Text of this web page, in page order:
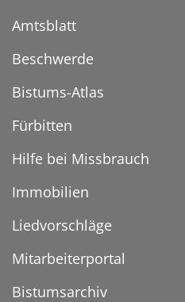
Amtsblatt
Beschwerde
Bistums-Atlas
Fürbitten
Hilfe bei Missbrauch
Immobilien
Liedvorschläge
Mitarbeiterportal
Bistumsarchiv